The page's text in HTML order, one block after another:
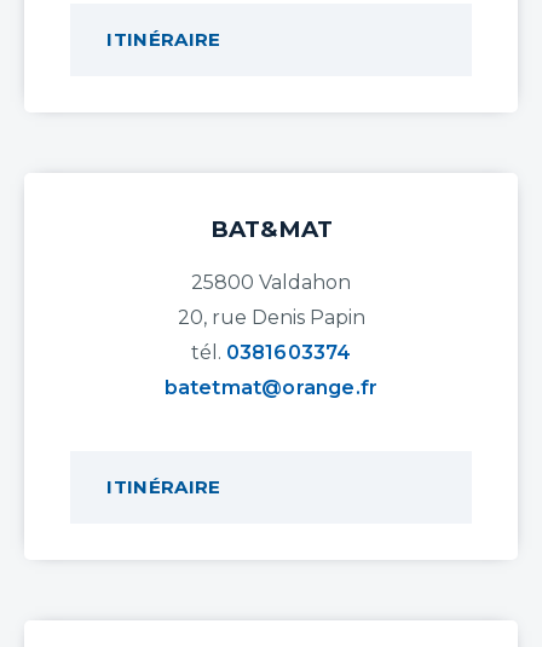
ITINÉRAIRE
BAT&MAT
25800 Valdahon
20, rue Denis Papin
tél. 0381603374
batetmat@orange.fr
ITINÉRAIRE